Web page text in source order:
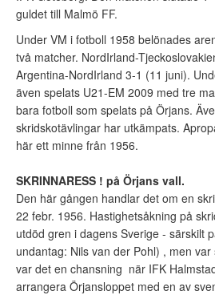
guldet till Malmö FF.
Under VM i fotboll 1958 belönades
två matcher. NordIrland-
Argentina-NordIrland 3-1 (11 juni).
även spelats U21-EM 2009 med tre
bara fotboll som spelats på Örjans.
skridskotävlingar har utkämpats.
här ett minne från 1956.
SKRINNARESS ! på Örjans vall.
Den här gången handlar det om en
22 febr. 1956. Hastighetsåkning på
utdöd gren i dagens Sverige - särskilt
undantag: Nils van der Pohl) , men
var det en chansning när IFK
arrangera Örjansloppet med en av